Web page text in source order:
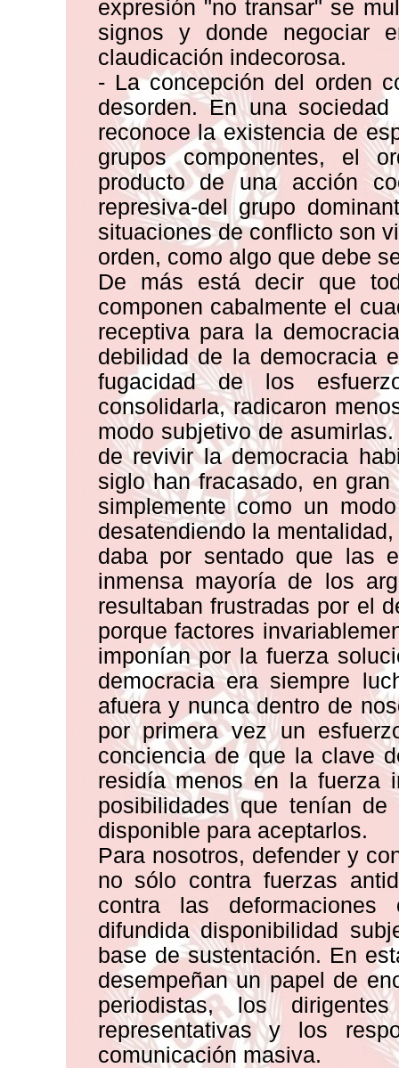
expresión "no transar" se
signos y donde negociar
claudicación indecorosa.
- La concepción del orden
desorden. En una
reconoce la existencia de
grupos componentes, el
producto de una acción
represiva-del grupo
situaciones de conflicto son
orden, como algo que debe
De más está decir que
componen cabalmente el
receptiva para la
debilidad de la democracia
fugacidad de los
consolidarla, radicaron
modo subjetivo de
de revivir la democracia
siglo han fracasado, en
simplemente como un
desatendiendo la
daba por sentado que las
inmensa mayoría de los
resultaban frustradas por el
porque factores
imponían por la fuerza
democracia era siempre
afuera y nunca dentro de
por primera vez un
conciencia de que la clave
residía menos en la fuerza
posibilidades que tenían
disponible para aceptarlos.
Para nosotros, defender y
no sólo contra fuerzas
contra las deformaciones
difundida disponibilidad
base de sustentación. En
desempeñan un papel de
periodistas, los
representativas y los
comunicación masiva.